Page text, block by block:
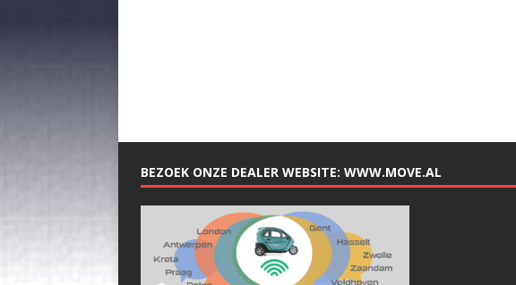
BEZOEK ONZE DEALER WEBSITE: WWW.MOVE.AL